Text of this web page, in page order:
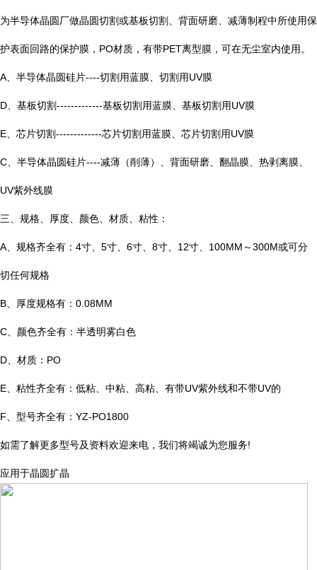
为半导体晶圆厂做晶圆切割或基板切割、背面研磨、减薄制程中所使用保
护表面回路的保护膜，PO材质，有带PET离型膜，可在无尘室内使用。
A、半导体晶圆硅片----切割用蓝膜、切割用UV膜
D、基板切割-------------基板切割用蓝膜、基板切割用UV膜
E、芯片切割-------------芯片切割用蓝膜、芯片切割用UV膜
C、半导体晶圆硅片----减薄（削薄）、背面研磨、翻晶膜、热剥离膜、
UV紫外线膜
三、规格、厚度、颜色、材质、粘性：
A、规格齐全有：4寸、5寸、6寸、8寸、12寸、100MM～300M或可分
切任何规格
B、厚度规格有：0.08MM
C、颜色齐全有：半透明雾白色
D、材质：PO
E、粘性齐全有：低粘、中粘、高粘、有带UV紫外线和不带UV的
F、型号齐全有：YZ-PO1800
如需了解更多型号及资料欢迎来电，我们将竭诚为您服务!
应用于晶圆扩晶